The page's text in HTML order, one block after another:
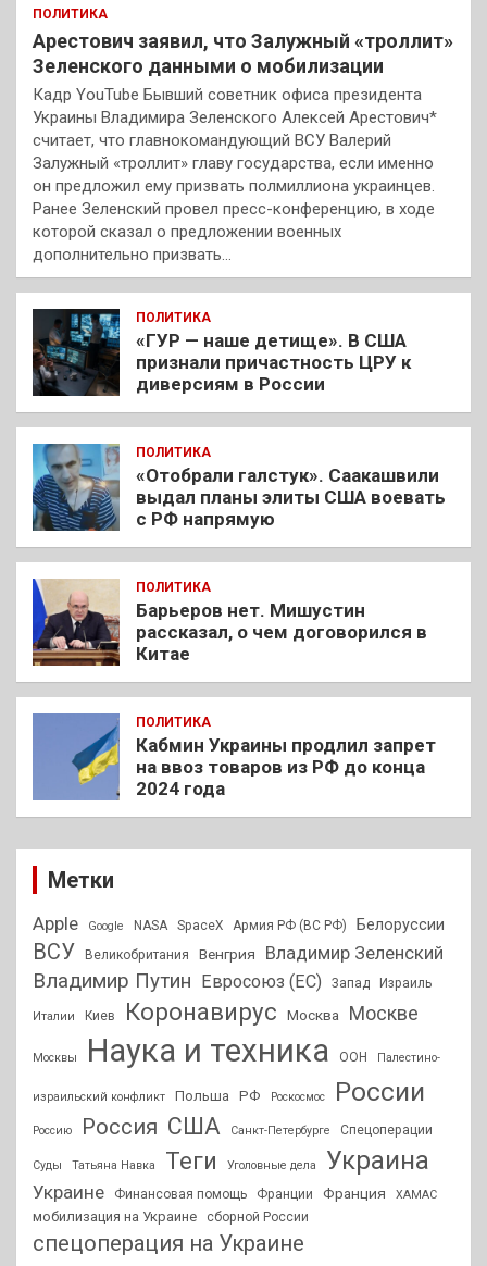
ПОЛИТИКА
Арестович заявил, что Залужный «троллит»
Зеленского данными о мобилизации
Кадр YouTube Бывший советник офиса президента
Украины Владимира Зеленского Алексей Арестович*
считает, что главнокомандующий ВСУ Валерий
Залужный «троллит» главу государства, если именно
он предложил ему призвать полмиллиона украинцев.
Ранее Зеленский провел пресс-конференцию, в ходе
которой сказал о предложении военных
дополнительно призвать…
ПОЛИТИКА
«ГУР — наше детище». В США
признали причастность ЦРУ к
диверсиям в России
ПОЛИТИКА
«Отобрали галстук». Саакашвили
выдал планы элиты США воевать
с РФ напрямую
ПОЛИТИКА
Барьеров нет. Мишустин
рассказал, о чем договорился в
Китае
ПОЛИТИКА
Кабмин Украины продлил запрет
на ввоз товаров из РФ до конца
2024 года
Метки
Apple Google NASA SpaceX Армия РФ (ВС РФ) Белоруссии
ВСУ Великобритания Венгрия Владимир Зеленский
Владимир Путин Евросоюз (ЕС) Запад Израиль
Италии Киев Коронавирус Москва Москве
Москвы Наука и техника ООН Палестино-
израильский конфликт Польша РФ Роскосмос России
Россию Россия США Санкт-Петербурге Спецоперации
Суды Татьяна Навка Теги Уголовные дела Украина
Украине Финансовая помощь Франции Франция ХАМАС
мобилизация на Украине сборной России
спецоперация на Украине